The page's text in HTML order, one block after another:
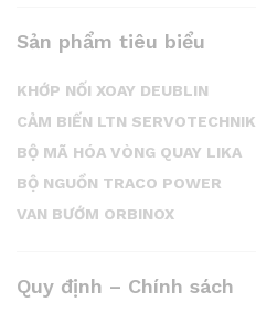
Sản phẩm tiêu biểu
KHỚP NỐI XOAY DEUBLIN
CẢM BIẾN LTN SERVOTECHNIK
BỘ MÃ HÓA VÒNG QUAY LIKA
BỘ NGUỒN TRACO POWER
VAN BƯỚM ORBINOX
Quy định – Chính sách